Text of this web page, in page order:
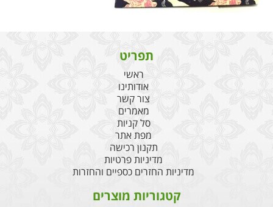
תפריט
ראשי
אודותינו
צור קשר
מאמרים
סל קניות
מפת אתר
תקנון רכישה
מדיניות פרטיות
מדיניות החזרים כספיים והחזרות
קטגוריות מוצרים